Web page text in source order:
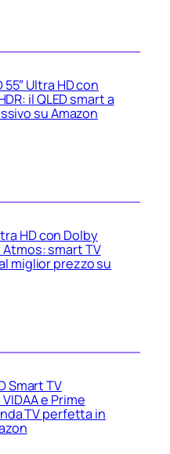
55″ Ultra HD con
il QLED smart a
su Amazon
HD con Dolby
smart TV
miglior prezzo su
Smart TV
e Prime
TV perfetta in